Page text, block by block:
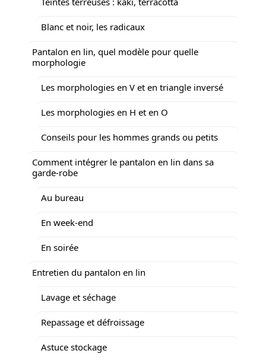
Blanc et noir, les radicaux
Pantalon en lin, quel modèle pour quelle
morphologie
Les morphologies en V et en triangle inversé
Les morphologies en H et en O
Conseils pour les hommes grands ou petits
Comment intégrer le pantalon en lin dans sa
garde-robe
Au bureau
En week-end
En soirée
Entretien du pantalon en lin
Lavage et séchage
Repassage et défroissage
Astuce stockage